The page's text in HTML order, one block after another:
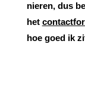
nieren, dus
het
hoe goed ik